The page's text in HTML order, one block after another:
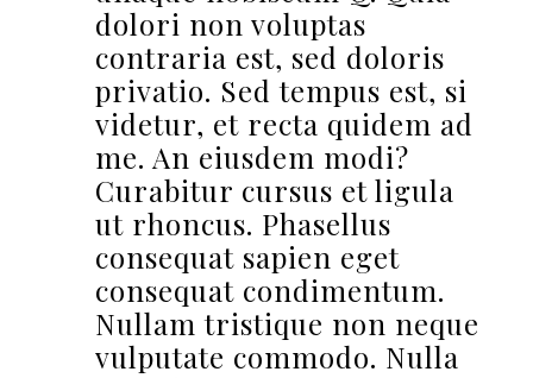
dolori non voluptas
contraria est, sed doloris
privatio. Sed tempus est, si
videtur, et recta quidem ad
me. An eiusdem modi?
Curabitur cursus et ligula
ut rhoncus. Phasellus
consequat sapien eget
consequat condimentum.
Nullam tristique non neque
vulputate commodo. Nulla